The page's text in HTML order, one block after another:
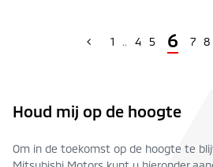
1 .. 4 5 6 7 8
Houd mij op de hoogte
Om in de toekomst op de hoogte te